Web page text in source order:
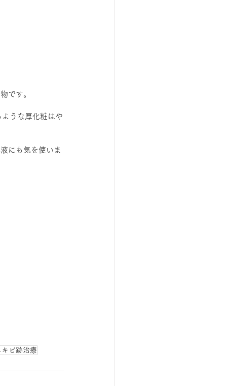
です。
うな厚化粧はや
にも気を使いま
キビ跡治療